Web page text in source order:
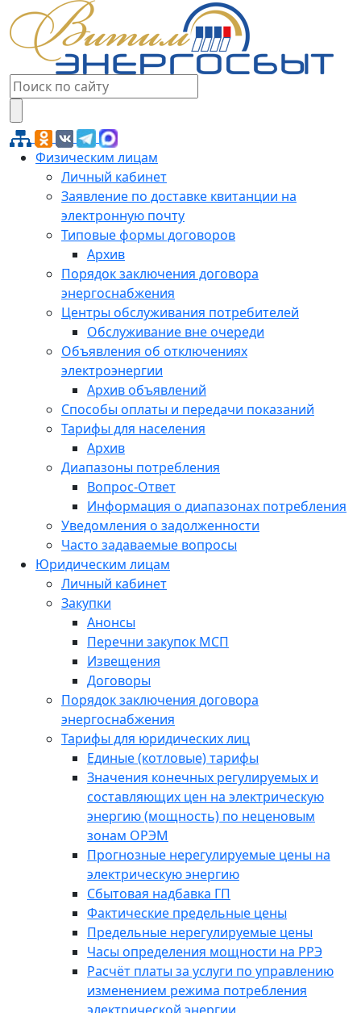
Физическим лицам
Личный кабинет
Заявление по доставке квитанции на
электронную почту
Типовые формы договоров
Архив
Порядок заключения договора
энергоснабжения
Центры обслуживания потребителей
Обслуживание вне очереди
Объявления об отключениях
электроэнергии
Архив объявлений
Способы оплаты и передачи показаний
Тарифы для населения
Архив
Диапазоны потребления
Вопрос-Ответ
Информация о диапазонах потребления
Уведомления о задолженности
Часто задаваемые вопросы
Юридическим лицам
Личный кабинет
Закупки
Анонсы
Перечни закупок МСП
Извещения
Договоры
Порядок заключения договора
энергоснабжения
Тарифы для юридических лиц
Единые (котловые) тарифы
Значения конечных регулируемых и
составляющих цен на электрическую
энергию (мощность) по неценовым
зонам ОРЭМ
Прогнозные нерегулируемые цены на
электрическую энергию
Сбытовая надбавка ГП
Фактические предельные цены
Предельные нерегулируемые цены
Часы определения мощности на РРЭ
Расчёт платы за услуги по управлению
изменением режима потребления